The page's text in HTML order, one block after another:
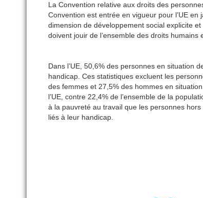
La Convention relative aux droits des
Convention est entrée en vigueur pour l’UE en
dimension de développement social explicite
doivent jouir de l’ensemble des droits humains
Dans l’UE, 50,6% des personnes en situation
handicap. Ces statistiques excluent les
des femmes et 27,5% des hommes en
l’UE, contre 22,4% de l’ensemble de la
à la pauvreté au travail que les personnes
liés à leur handicap.